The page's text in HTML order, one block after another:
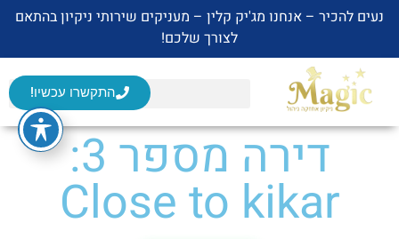
נעים להכיר – אנחנו מג'יק קלין – מעניקים שירותי ניקיון בהתאם
לצורך שלכם!
התקשרו עכשיו!
דירה מספר 3:
Close to kikar